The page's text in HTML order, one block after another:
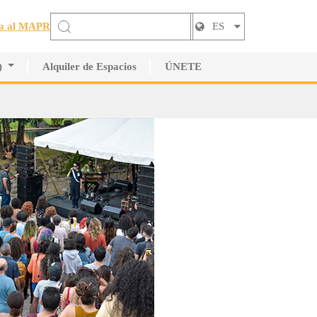
al MAPR
ES
Alquiler de Espacios ÚNETE